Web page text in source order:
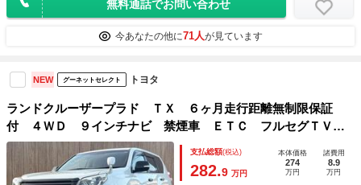
無料通話でお問い合わせ
今あなたの他に71人が見ています
NEW グーネットセレクト トヨタ
ランドクルーザープラド ＴＸ ６ヶ月走行距離無制限保証
付 ４ＷＤ ９インチナビ 禁煙車 ＥＴＣ フルセグＴＶ
バックカメラ Ｂｌｕｅｔｏｏｔｈ スマートキー １７イン
チアルミホイール ＬＥＤヘッドライト アダプティブヘッド
ライト
支払総額(税込)
282.9 万円
本体価格
274
万円
諸費用
8.9
万円